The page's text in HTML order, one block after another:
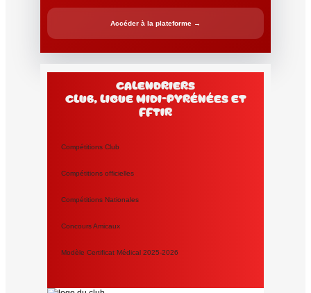
Accéder à la plateforme →
Calendriers
club, Ligue Midi-Pyrénées et
FFtir
Compétitions Club
Compétitions officielles
Compétitions Nationales
Concours Amicaux
Modèle Certificat Médical 2025-2026